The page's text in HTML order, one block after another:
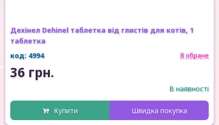
Дехінел Dehinel таблетка від глистів для котів, 1
таблетка
код: 4994
В обране
36 грн.
В наявності
Купити Швидка покупка